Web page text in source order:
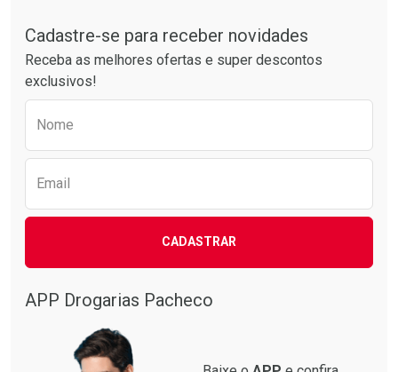
Por R$ 52,64/cada
Por R$ 37,25/cada
Cadastre-se para receber novidades
Receba as melhores ofertas e super descontos
exclusivos!
Nome
Email
CADASTRAR
APP Drogarias Pacheco